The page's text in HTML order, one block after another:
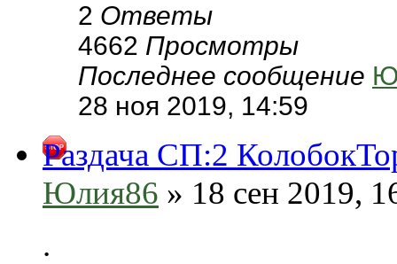
2 Ответы
4662 Просмотры
Последнее сообщение
28 ноя 2019, 14:59
Раздача СП:2
Юлия86 » 18 сен 2019,
.